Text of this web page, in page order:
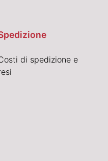
di spedizione e